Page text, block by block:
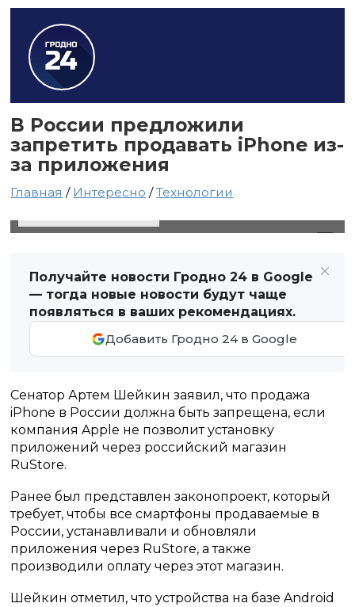
В России предложили
запретить продавать iPhone из-
за приложения
Главная / Интересно /Технологии
Получайте новости Гродно 24 в Google
— тогда новые новости будут чаще
появляться в ваших рекомендациях.
Добавить Гродно 24 в Google
Сенатор Артем Шейкин заявил, что продажа
iPhone в России должна быть запрещена, если
компания Apple не позволит установку
приложений через российский магазин
RuStore.
Ранее был представлен законопроект, который
требует, чтобы все смартфоны продаваемые в
России, устанавливали и обновляли
приложения через RuStore, а также
производили оплату через этот магазин.
Шейкин отметил, что устройства на базе Android